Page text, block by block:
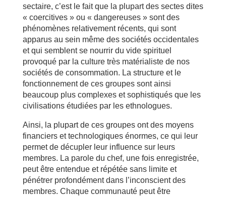
sectaire, c’est le fait que la plupart des sectes dites
« coercitives » ou « dangereuses » sont des
phénomènes relativement récents, qui sont
apparus au sein même des sociétés occidentales
et qui semblent se nourrir du vide spirituel
provoqué par la culture très matérialiste de nos
sociétés de consommation. La structure et le
fonctionnement de ces groupes sont ainsi
beaucoup plus complexes et sophistiqués que les
civilisations étudiées par les ethnologues.
Ainsi, la plupart de ces groupes ont des moyens
financiers et technologiques énormes, ce qui leur
permet de décupler leur influence sur leurs
membres. La parole du chef, une fois enregistrée,
peut être entendue et répétée sans limite et
pénétrer profondément dans l’inconscient des
membres. Chaque communauté peut être